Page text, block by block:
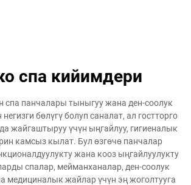
спа кийимдери
спа панчалары тыныгуу жана ден-соолук
бөлүгү болуп саналат, ал гостторго
жайгаштыруу үчүн ыңгайлуу, гигиеналык
камсыз кылат. Бул өзгөчө панчалар
жана кооз ыңгайлуулукту
спалар, мейманханалар, ден-соолук
медициналык жайлар үчүн эң жоголтууга